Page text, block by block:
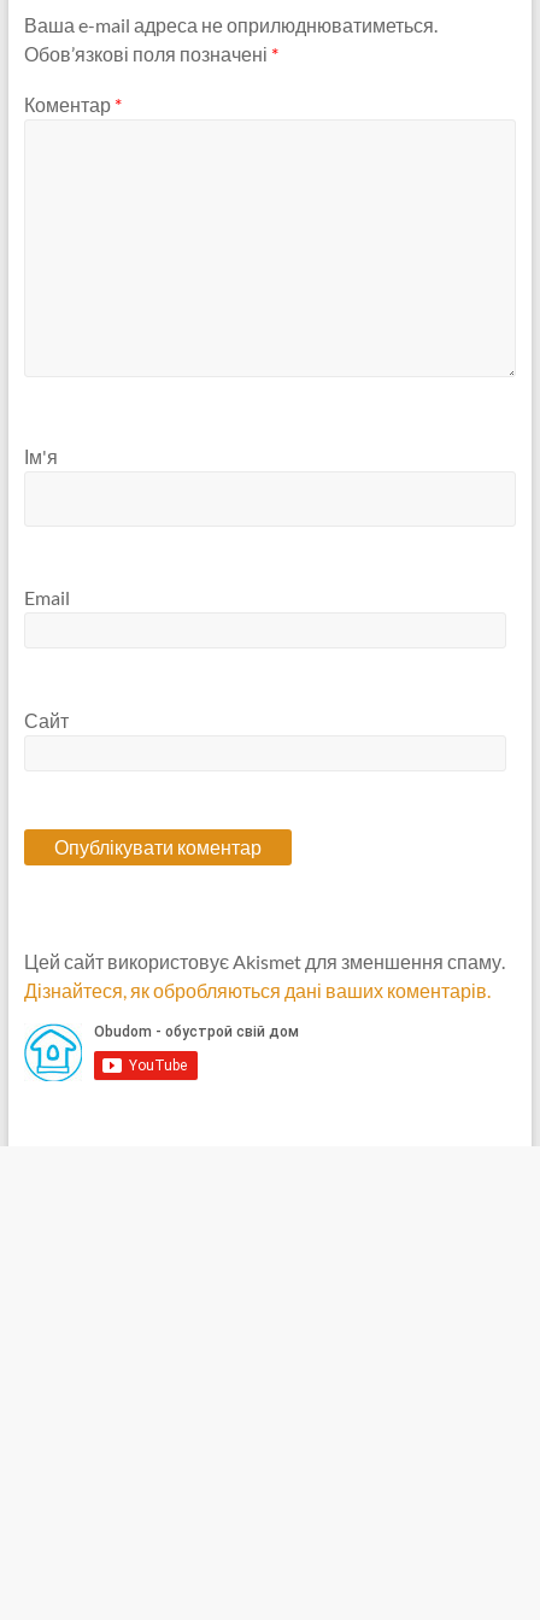
Ваша e-mail адреса не оприлюднюватиметься.
Обов’язкові поля позначені *
Коментар *
Ім'я
Email
Сайт
Цей сайт використовує Akismet для зменшення спаму.
Дізнайтеся, як обробляються дані ваших коментарів.